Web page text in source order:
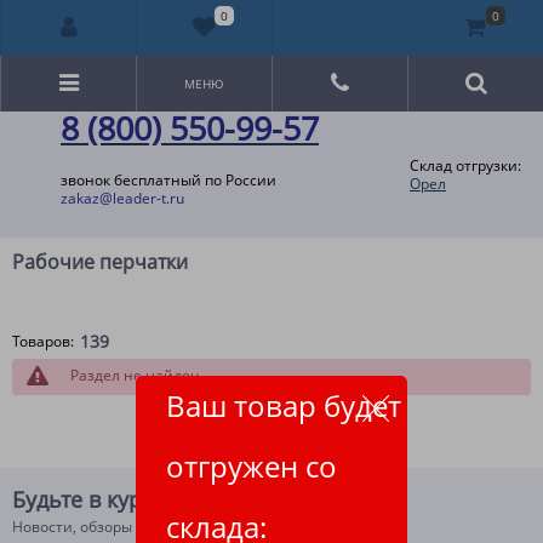
8 (800) 550-99-57
звонок бесплатный по России
zakaz@leader-t.ru
Склад отгрузки:
Орел
Ваш товар будет
отгружен со
склада:
МЕНЮ
Рабочие перчатки
Товаров: 139
Раздел не найден
Будьте в курсе!
Новости, обзоры и акции
0 0